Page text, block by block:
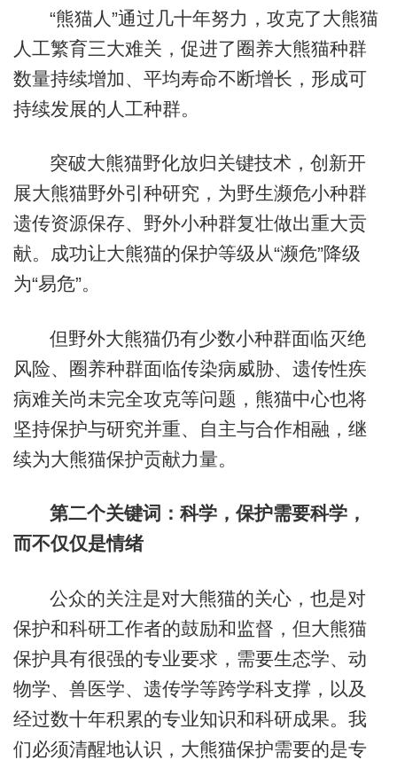
“熊猫人”通过几十年努力，攻克了大熊猫
人工繁育三大难关，促进了圈养大熊猫种群
数量持续增加、平均寿命不断增长，形成可
持续发展的人工种群。
突破大熊猫野化放归关键技术，创新开
展大熊猫野外引种研究，为野生濒危小种群
遗传资源保存、野外小种群复壮做出重大贡
献。成功让大熊猫的保护等级从“濒危”降级
为“易危”。
但野外大熊猫仍有少数小种群面临灭绝
风险、圈养种群面临传染病威胁、遗传性疾
病难关尚未完全攻克等问题，熊猫中心也将
坚持保护与研究并重、自主与合作相融，继
续为大熊猫保护贡献力量。
第二个关键词：科学，保护需要科学，
而不仅仅是情绪
公众的关注是对大熊猫的关心，也是对
保护和科研工作者的鼓励和监督，但大熊猫
保护具有很强的专业要求，需要生态学、动
物学、兽医学、遗传学等跨学科支撑，以及
经过数十年积累的专业知识和科研成果。我
们必须清醒地认识，大熊猫保护需要的是专